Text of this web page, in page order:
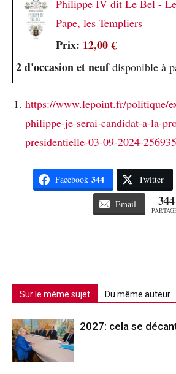
Philippe IV dit Le Bel -
Pape, les Templiers
Prix: 12,00 €
2 d'occasion et neufdisponible à
https://www.lepoint.fr/politique/
philippe-je-serai-candidat-a-la-
presidentielle-03-09-2024-
Facebook 344 Twitter
Email 344
Sur le même sujet Du même auteur
2027: cela se